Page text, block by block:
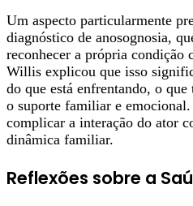
Um aspecto particularmente
diagnóstico de anosognosia,
reconhecer a própria condição
Willis explicou que isso
do que está enfrentando, o
o suporte familiar e emocional.
complicar a interação do ator
dinâmica familiar.
Reflexões sobre a